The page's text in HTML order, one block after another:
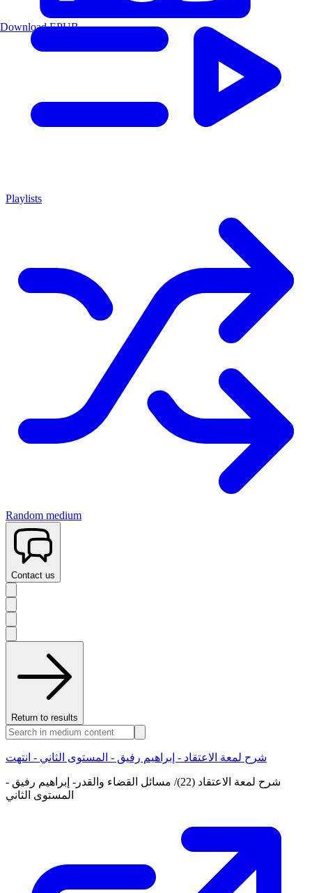
Playlists
Random medium
Contact us
Return to results
شرح لمعة الاعتقاد - إبراهيم رفيق - المستوى الثاني - انتهت
شرح لمعة الاعتقاد (22)/ مسائل القضاء والقدر- إبراهيم رفيق -
المستوى الثاني
Download EPUB